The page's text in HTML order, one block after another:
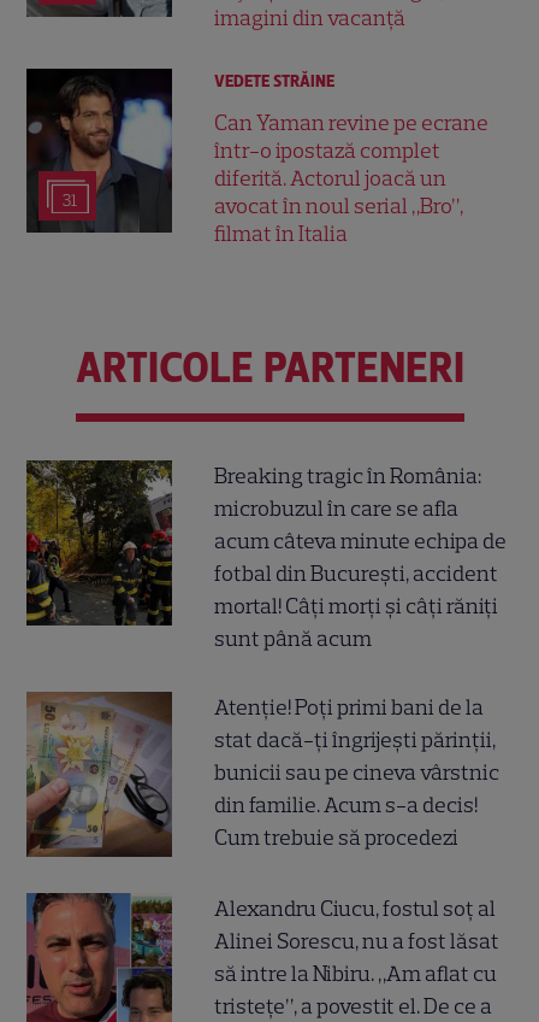
imagini din vacanță
31
VEDETE STRĂINE
Can Yaman revine pe ecrane
într-o ipostază complet
diferită. Actorul joacă un
avocat în noul serial „Bro”,
filmat în Italia
ARTICOLE PARTENERI
Breaking tragic în România:
microbuzul în care se afla
acum câteva minute echipa de
fotbal din București, accident
mortal! Câți morți și câți răniți
sunt până acum
Atenție! Poți primi bani de la
stat dacă-ți îngrijești părinții,
bunicii sau pe cineva vârstnic
din familie. Acum s-a decis!
Cum trebuie să procedezi
Alexandru Ciucu, fostul soț al
Alinei Sorescu, nu a fost lăsat
să intre la Nibiru. „Am aflat cu
tristețe”, a povestit el. De ce a